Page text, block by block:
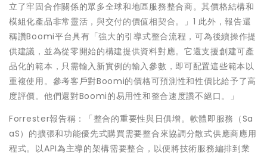
立了牢固合作關係的眾多全球和地區服務整合商。其價格結構和
模組化產品非常靈活，與交付的價值相契合。」1 此外，報告還
稱讚Boomi平台具有「強大的引導式整合流程，可為後續操作提
供建議，並為從零開始的構建提供資料對應。它還支援創建可產
品化的範本，只需輸入新實例的輸入參數，即可配置這些範本以
重複使用。參考客戶對Boomi的價格可預測性和性價比給予了高
度評價。他們還對Boomi的易用性和整合速度讚不絕口。」
Forrester報告稱：「整合的重要性與日俱增。軟體即服務（Sa
aS）的擴張和功能優先式購買需要整合來協調分散式供應商應用
程式。以API為主導的架構需要整合，以便將技術服務編排到業